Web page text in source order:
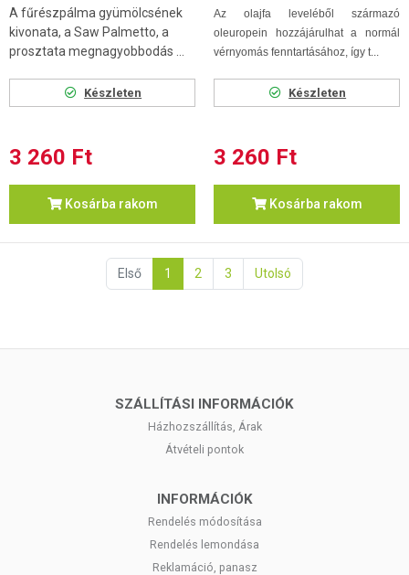
A fűrészpálma gyümölcsének
kivonata, a Saw Palmetto, a
prosztata megnagyobbodás ...
Készleten
3 260 Ft
Kosárba rakom
Az olajfa leveléből származó
oleuropein hozzájárulhat a normál
vérnyomás fenntartásához, így t...
Készleten
3 260 Ft
Kosárba rakom
Első 1 2 3 Utolsó
SZÁLLÍTÁSI INFORMÁCIÓK
Házhozszállítás, Árak
Átvételi pontok
INFORMÁCIÓK
Rendelés módosítása
Rendelés lemondása
Reklamáció, panasz